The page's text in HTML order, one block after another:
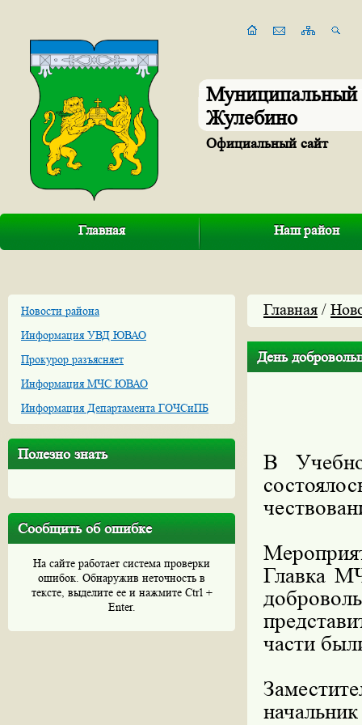
Муниципальный
Жулебино
Официальный сайт
Главная Наш район
Новости района
Информация УВД ЮВАО
Прокурор разъясняет
Информация МЧС ЮВАО
Информация Департамента ГОЧСиПБ
Полезно знать
Сообщить об ошибке
На сайте работает система проверки
ошибок. Обнаружив неточность в
тексте, выделите ее и нажмите Ctrl +
Enter.
Главная /
День
В
Главка
части